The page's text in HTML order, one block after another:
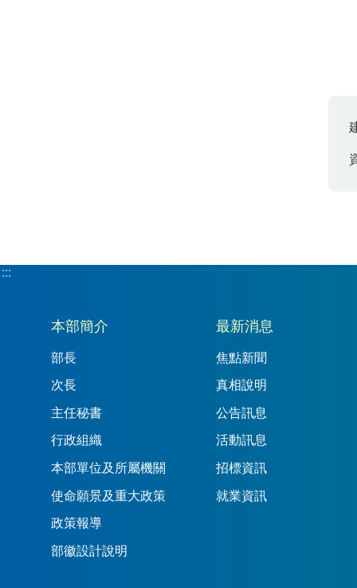
:::
:::
本部簡介
部長
次長
主任秘書
行政組織
本部單位及所屬機關
使命願景及重大政策
政策報導
部徽設計說明
最新消息
焦點新聞
真相說明
公告訊息
活動訊息
招標資訊
就業資訊